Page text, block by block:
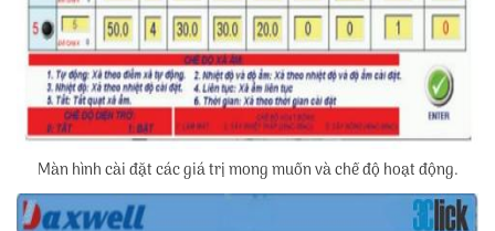
Màn hình cài đặt các giá trị mong muốn và chế độ hoạt động.